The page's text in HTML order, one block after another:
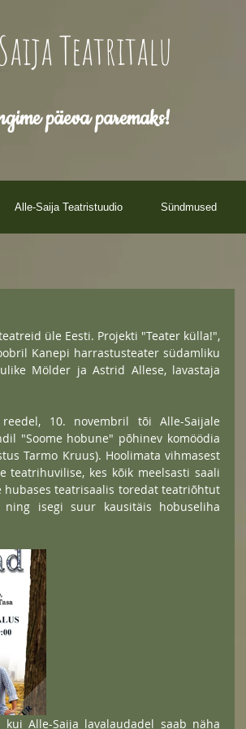
Teatritalu
päeva paremaks!
Alle-Saija Teatristuudio Sündmused
üle Eesti. Projekti "Teater külla!",
Kanepi harrastusteater südamliku
Mölder ja Astrid Allese, lavastaja
10. novembril tõi Alle-Saijale
"Soome hobune" põhinev komöödia
Tarmo Kruus). Hoolimata vihmasest
teatrihuvilise, kes kõik meelsasti saali
hubases teatrisaalis toredat teatriõhtut
isegi suur kausitäis hobuseliha